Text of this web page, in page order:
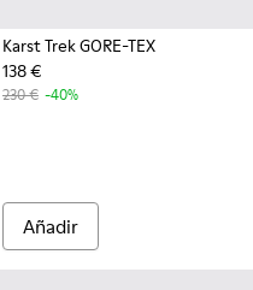
Zapatillas multicolor de piel
004 002
Karst Trek GORE-TEX
138 €
230 € -40%
Añadir